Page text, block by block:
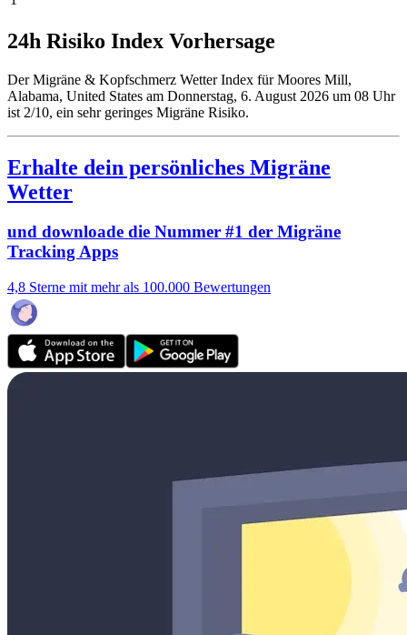
24h Risiko Index Vorhersage
Der Migräne & Kopfschmerz Wetter Index für Moores Mill,
Alabama, United States am Donnerstag, 6. August 2026 um 08 Uhr
ist 2/10, ein sehr geringes Migräne Risiko.
Erhalte dein persönliches Migräne
Wetter
und downloade die Nummer #1 der Migräne
Tracking Apps
4,8 Sterne mit mehr als 100.000 Bewertungen